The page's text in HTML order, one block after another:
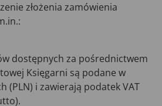
złożenia zamówienia
dostępnych za pośrednictwem
Księgarni są podane w
(PLN) i zawierają podatek VAT